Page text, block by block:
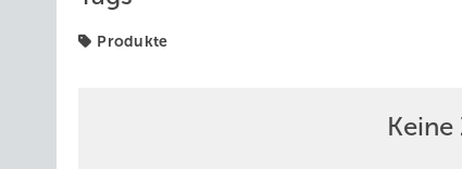
Produkte